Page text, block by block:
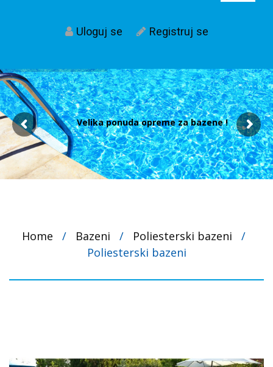
Uloguj se Registruj se
Velika ponuda opreme za bazene !
Home / Bazeni / Poliesterski bazeni
/
Poliesterski bazeni